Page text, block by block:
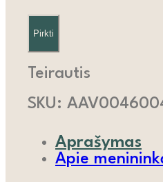
Pirkti
Teirautis
SKU:
Aprašymas
Apie